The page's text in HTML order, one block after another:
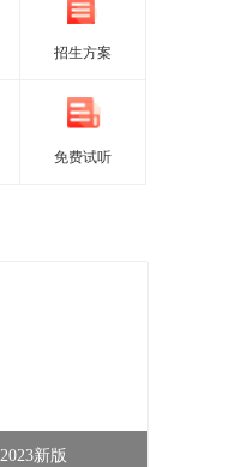
招生方案
免费试听
新版